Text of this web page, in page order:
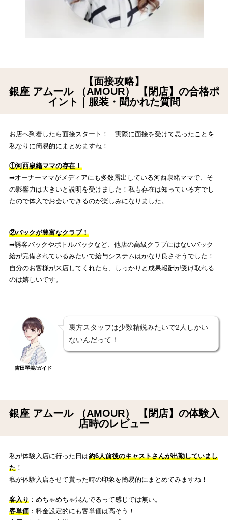
【面接攻略】
銀座 アムール （AMOUR） 【閉店】の合格ポ
イント｜服装・聞かれた質問
お店へ到着したら面接スタート！ 実際に面接を受けて思ったことを
私なりに簡易的にまとめますね！
①河西泉緒ママの存在！
➡︎オーナーママがメディアにも多数露出している河西泉緒ママで、そ
の影響力は大きいと説明を受けました！私も存在は知っている方でし
たので体入でお会いできるのが楽しみになりました。
②バックが豊富なクラブ！
➡︎誘客バックやボトルバックなど、他店の高級クラブにはないバック
給が完備されているみたいで給与システムはかなり良さそうでした！
自分のお客様が来店してくれたら、しっかりと成果報酬が受け取れる
のは嬉しいです。
吉田琴美/ガイド
裏方スタッフは少数精鋭みたいで2人しかい
ないんだって！
銀座 アムール （AMOUR） 【閉店】の体験入
店時のレビュー
私が体験入店に行った日は約6人前後のキャストさんが出勤していまし
た！
私が体験入店させて貰った時の印象を簡易的にまとめてみますね！
客入り：めちゃめちゃ混んでるって感じでは無い。
客単価：料金設定的にも客単価は高そう！